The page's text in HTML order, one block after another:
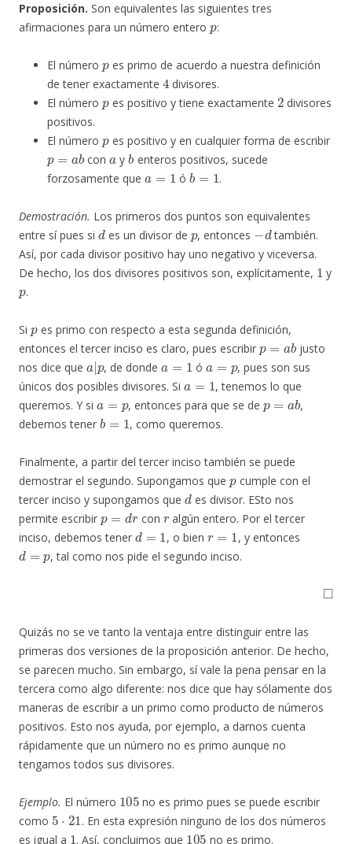
Proposición. Son equivalentes las siguientes tres
afirmaciones para un número entero
p
:
El número
es primo de acuerdo a nuestra definición
de tener exactamente
4
divisores.
El número
p
es positivo y tiene exactamente
2
divisores
positivos.
El número
es positivo y en cualquier forma de escribir
p =ab
con
a
y
b
enteros positivos, sucede
forzosamente que
a=1
ó
b=1
.
Demostración. Los primeros dos puntos son equivalentes
entre sí pues si
d
es un divisor de
p
, entonces
−d
también.
Así, por cada divisor positivo hay uno negativo y viceversa.
De hecho, los dos divisores positivos son, explícitamente,
y
p
.
Si
es primo con respecto a esta segunda definición,
entonces el tercer inciso es claro, pues escribir
p=ab
justo
nos dice que
a|p
, de donde
a=1
ó
a=p
, pues son sus
únicos dos posibles divisores. Si
a=1
, tenemos lo que
queremos. Y si
a=p
, entonces para que se de
p= ab
,
debemos tener
b 1
, como queremos.
Finalmente, a partir del tercer inciso también se puede
demostrar el segundo. Supongamos que
p
cumple con el
tercer inciso y supongamos que
d
es divisor. ESto nos
permite escribir
p=dr
con
r
algún entero. Por el tercer
inciso, debemos tener
d=1
, o bien
r=1
, y entonces
d=p
, tal como nos pide el segundo inciso.
◻
Quizás no se ve tanto la ventaja entre distinguir entre las
primeras dos versiones de la proposición anterior. De hecho,
se parecen mucho. Sin embargo, sí vale la pena pensar en la
tercera como algo diferente: nos dice que hay sólamente dos
maneras de escribir a un primo como producto de números
positivos. Esto nos ayuda, por ejemplo, a darnos cuenta
rápidamente que un número no es primo aunque no
tengamos todos sus divisores.
Ejemplo. El número
105
no es primo pues se puede escribir
como
5 21
. En esta expresión ninguno de los dos números
es igual a
1
. Así, concluimos que
105
no es primo.